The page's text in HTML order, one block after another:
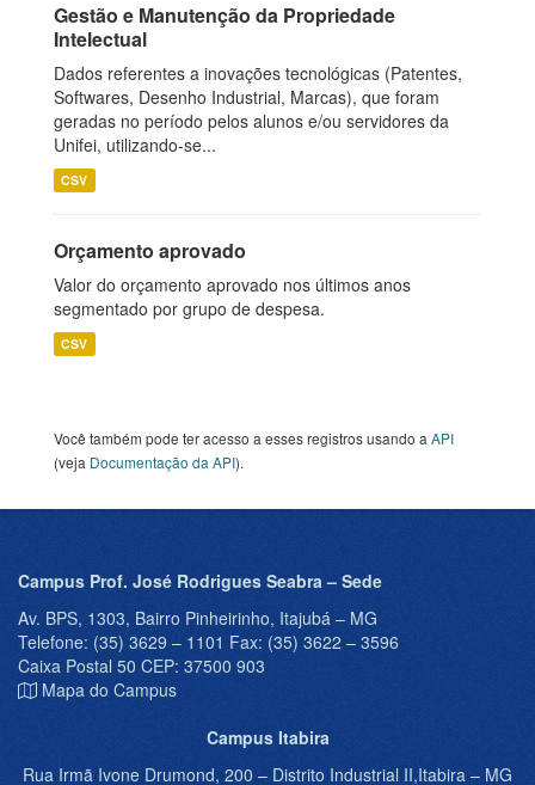
Gestão e Manutenção da Propriedade
Intelectual
Dados referentes a inovações tecnológicas (Patentes,
Softwares, Desenho Industrial, Marcas), que foram
geradas no período pelos alunos e/ou servidores da
Unifei, utilizando-se...
CSV
Orçamento aprovado
Valor do orçamento aprovado nos últimos anos
segmentado por grupo de despesa.
CSV
Você também pode ter acesso a esses registros usando a API
(veja Documentação da API).
Campus Prof. José Rodrigues Seabra – Sede
Av. BPS, 1303, Bairro Pinheirinho, Itajubá – MG
Telefone: (35) 3629 – 1101 Fax: (35) 3622 – 3596
Caixa Postal 50 CEP: 37500 903
Mapa do Campus
Campus Itabira
Rua Irmã Ivone Drumond, 200 – Distrito Industrial II,Itabira – MG